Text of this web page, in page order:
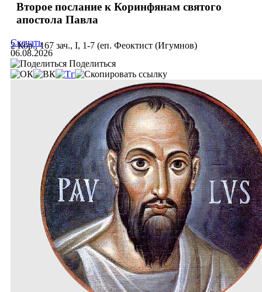
Второе послание к Коринфянам святого
апостола Павла
2 Кор., 167 зач., I, 1-7 (еп. Феоктист (Игумнов)
Скачать
06.08.2026
Поделиться